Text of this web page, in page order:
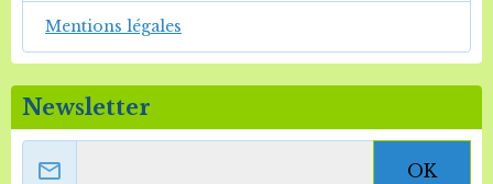
Mentions légales
Newsletter
OK